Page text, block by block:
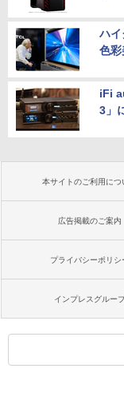
ハ
色彩
iFi
3」
本サイトのご利用につ
広告掲載のご案内
プライバシーポリシ
インプレスグルー